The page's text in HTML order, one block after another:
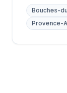
Bouches-
Provence-